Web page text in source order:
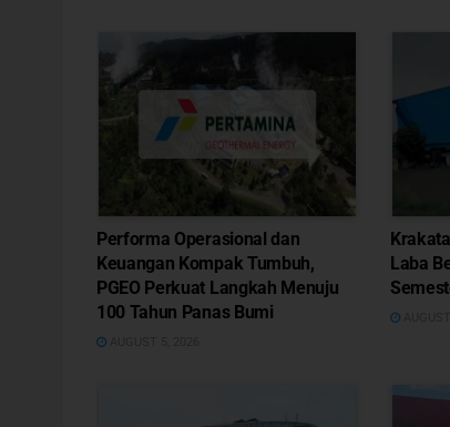
Performa Operasional dan
Keuangan Kompak Tumbuh,
PGEO Perkuat Langkah Menuju
100 Tahun Panas Bumi
Laba